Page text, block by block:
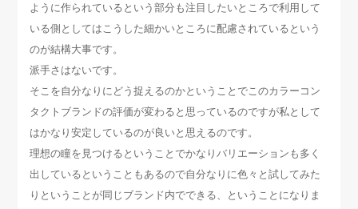
ように作られているという部分も注目したいところで利用して
いる側としてはこうした細かいところに配慮されているという
のが結構大事です。
派手さはないです。
そこを自分なりにどう捉えるのかということでこのカラーコン
タクトブランドの評価が変わると思っているのですが私として
はかなり安定しているのが良いと思えるのです。
理想の瞳を見つけるということでかなりバリエーションも多く
出しているということもあるので自分なりに色々と試してみた
りということが同じブランド内でできる、ということになりま